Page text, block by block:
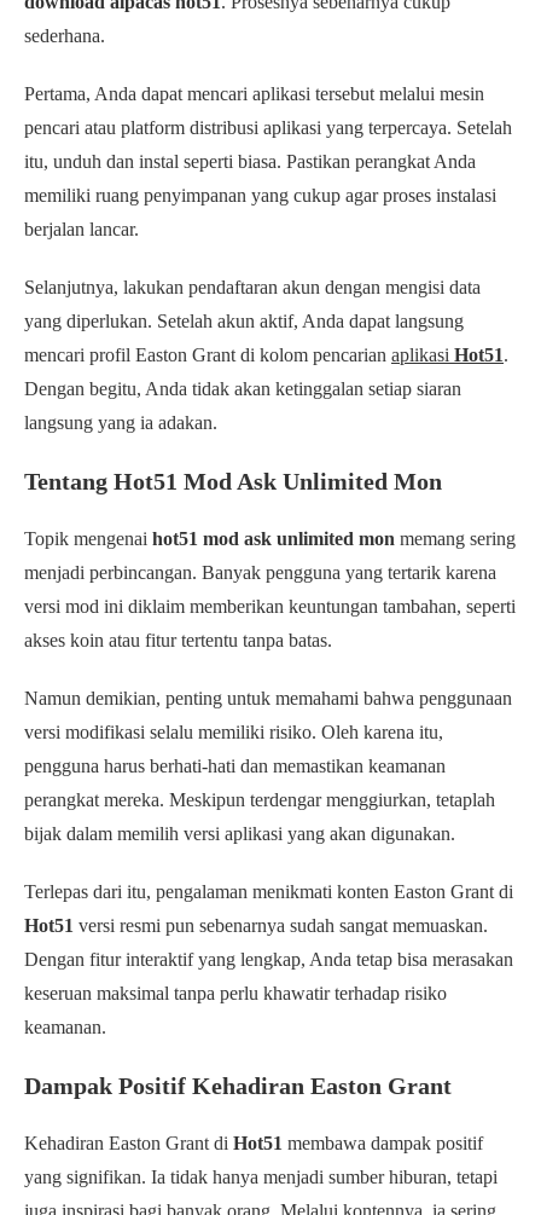
sederhana.
Pertama, Anda dapat mencari aplikasi tersebut melalui mesin
pencari atau platform distribusi aplikasi yang terpercaya. Setelah
itu, unduh dan instal seperti biasa. Pastikan perangkat Anda
memiliki ruang penyimpanan yang cukup agar proses instalasi
berjalan lancar.
Selanjutnya, lakukan pendaftaran akun dengan mengisi data
yang diperlukan. Setelah akun aktif, Anda dapat langsung
mencari profil Easton Grant di kolom pencarian aplikasi Hot51.
Dengan begitu, Anda tidak akan ketinggalan setiap siaran
langsung yang ia adakan.
Tentang Hot51 Mod Ask Unlimited Mon
Topik mengenai hot51 mod ask unlimited mon memang sering
menjadi perbincangan. Banyak pengguna yang tertarik karena
versi mod ini diklaim memberikan keuntungan tambahan, seperti
akses koin atau fitur tertentu tanpa batas.
Namun demikian, penting untuk memahami bahwa penggunaan
versi modifikasi selalu memiliki risiko. Oleh karena itu,
pengguna harus berhati-hati dan memastikan keamanan
perangkat mereka. Meskipun terdengar menggiurkan, tetaplah
bijak dalam memilih versi aplikasi yang akan digunakan.
Terlepas dari itu, pengalaman menikmati konten Easton Grant di
Hot51 versi resmi pun sebenarnya sudah sangat memuaskan.
Dengan fitur interaktif yang lengkap, Anda tetap bisa merasakan
keseruan maksimal tanpa perlu khawatir terhadap risiko
keamanan.
Dampak Positif Kehadiran Easton Grant
Kehadiran Easton Grant di Hot51 membawa dampak positif
yang signifikan. Ia tidak hanya menjadi sumber hiburan, tetapi
juga inspirasi bagi banyak orang. Melalui kontennya, ia sering